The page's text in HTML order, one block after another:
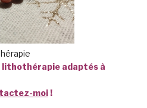
lithothérapie adaptés à
moi!